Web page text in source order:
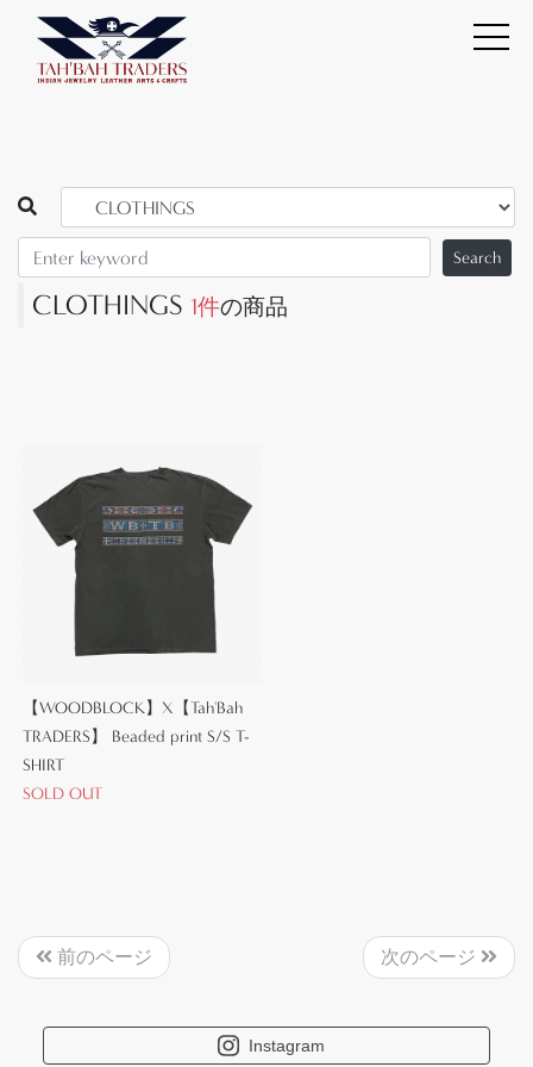
Search
CLOTHINGS 1件の商品
【WOODBLOCK】X【Tah'Bah
TRADERS】 Beaded print S/S T-
SHIRT
SOLD OUT
前のページ 次のページ
Instagram